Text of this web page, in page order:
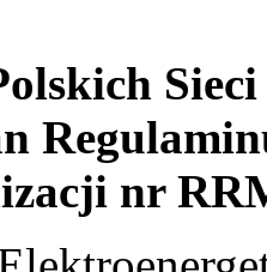
nr